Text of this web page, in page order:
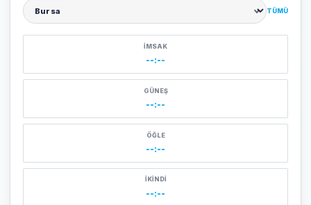
Şehir seçin
TÜMÜ
İMSAK
--:--
GÜNEŞ
--:--
ÖĞLE
--:--
İKINDI
--:--